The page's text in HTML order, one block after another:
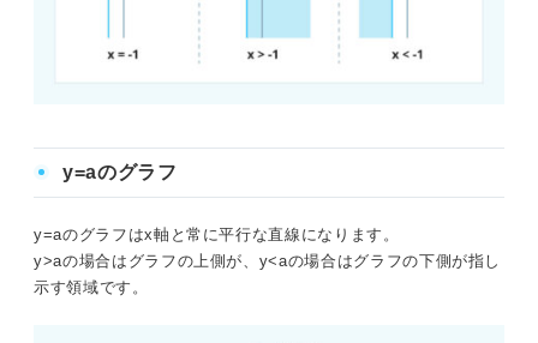
y=aのグラフ
y=aのグラフはx軸と常に平行な直線になります。
y>aの場合はグラフの上側が、y<aの場合はグラフの下側が指し
示す領域です。